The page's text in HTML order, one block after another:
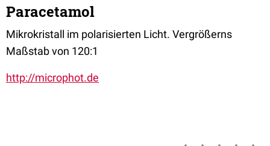
Paracetamol
Mikrokristall im polarisierten Licht. Vergrößerns
Maßstab von 120:1
http://microphot.de